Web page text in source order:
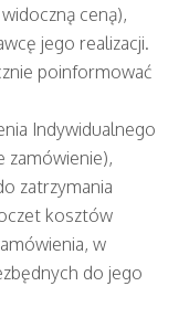
ceną),
jego realizacji.
poinformować
Indywidualnego
zamówienie),
zatrzymania
kosztów
w
do jego